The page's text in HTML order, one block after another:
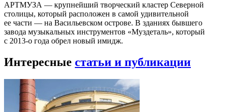
АРТМУЗА — крупнейший творческий кластер Северной
столицы, который расположен в самой удивительной
ее части — на Васильевском острове. В зданиях бывшего
завода музыкальных инструментов «Муздеталь», который
с 2013-о года обрел новый имидж.
Интересные статьи и публикации